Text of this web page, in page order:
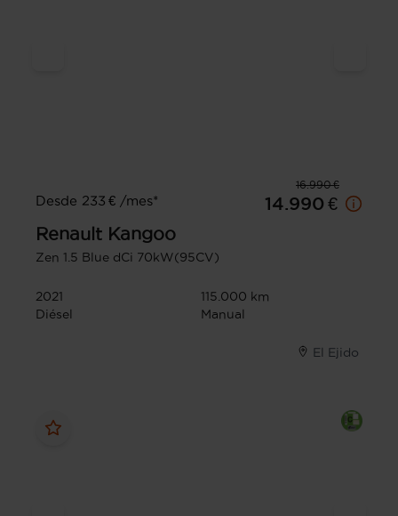
16.990 €
Desde 233 € /mes*
14.990 €
Renault Kangoo
Zen 1.5 Blue dCi 70kW(95CV)
2021
115.000 km
Diésel
Manual
El Ejido